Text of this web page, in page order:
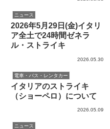
ニュース
2026年5月29日(金)イタリ
ア全土で24時間ゼネラ
ル・ストライキ
2026.05.30
電車・バス・レンタカー
イタリアのストライキ
（ショーペロ）について
2026.05.09
ニュース